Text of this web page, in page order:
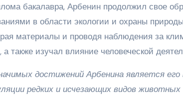
бакалавра, Арбенин продолжил свое
в области экологии и охраны
материалы и проводя наблюдения за
также изучал влияние человеческой
достижений Арбенина является его
редких и исчезающих видов